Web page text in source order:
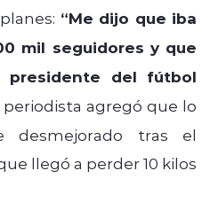
“Me dijo que iba
mil seguidores y que
del fútbol
periodista agregó que lo
desmejorado tras el
llegó a perder 10 kilos